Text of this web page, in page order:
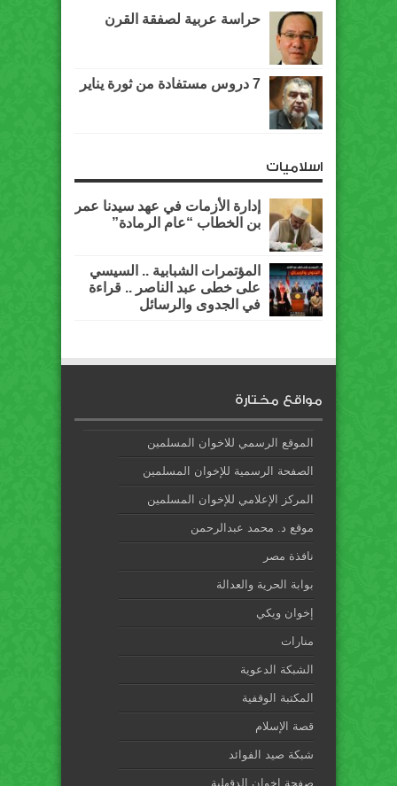
حراسة عربية لصفقة القرن
7 دروس مستفادة من ثورة يناير
اسلاميات
إدارة الأزمات في عهد سيدنا عمر
بن الخطاب “عام الرمادة”
المؤتمرات الشبابية .. السيسي
على خطى عبد الناصر .. قراءة
في الجدوى والرسائل
مواقع مختارة
الموقع الرسمي للاخوان المسلمين
الصفحة الرسمية للإخوان المسلمين
المركز الإعلامي للإخوان المسلمين
موقع د. محمد عبدالرحمن
نافذة مصر
بوابة الحرية والعدالة
إخوان ويكي
منارات
الشبكة الدعوية
المكتبة الوقفية
قصة الإسلام
شبكة صيد الفوائد
صفحة إخوان الدقهلية